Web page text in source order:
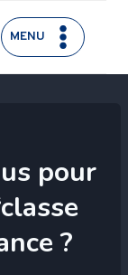
MENU
pour
?